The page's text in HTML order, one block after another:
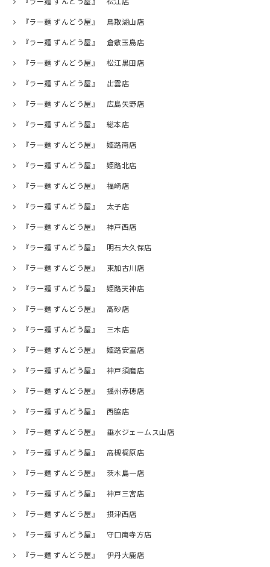
『ラー麺 ずんどう屋』 松江店
『ラー麺 ずんどう屋』 鳥取湖山店
『ラー麺 ずんどう屋』 倉敷玉島店
『ラー麺 ずんどう屋』 松江黒田店
『ラー麺 ずんどう屋』 出雲店
『ラー麺 ずんどう屋』 広島矢野店
『ラー麺 ずんどう屋』 総本店
『ラー麺 ずんどう屋』 姫路南店
『ラー麺 ずんどう屋』 姫路北店
『ラー麺 ずんどう屋』 福崎店
『ラー麺 ずんどう屋』 太子店
『ラー麺 ずんどう屋』 神戸西店
『ラー麺 ずんどう屋』 明石大久保店
『ラー麺 ずんどう屋』 東加古川店
『ラー麺 ずんどう屋』 姫路天神店
『ラー麺 ずんどう屋』 高砂店
『ラー麺 ずんどう屋』 三木店
『ラー麺 ずんどう屋』 姫路安室店
『ラー麺 ずんどう屋』 神戸須磨店
『ラー麺 ずんどう屋』 播州赤穂店
『ラー麺 ずんどう屋』 西脇店
『ラー麺 ずんどう屋』 垂水ジェームス山店
『ラー麺 ずんどう屋』 高槻梶原店
『ラー麺 ずんどう屋』 茨木島一店
『ラー麺 ずんどう屋』 神戸三宮店
『ラー麺 ずんどう屋』 摂津西店
『ラー麺 ずんどう屋』 守口南寺方店
『ラー麺 ずんどう屋』 伊丹大鹿店